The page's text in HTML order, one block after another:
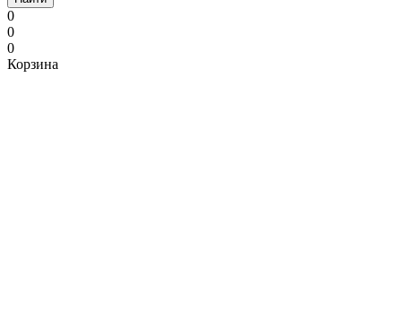
0
0
0
Корзина